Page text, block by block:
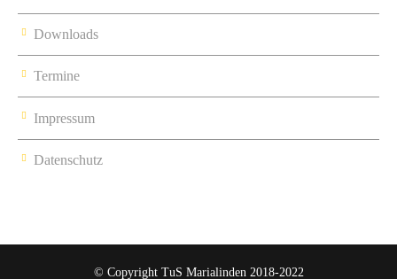
Downloads
Termine
Impressum
Datenschutz
© Copyright TuS Marialinden 2018-2022